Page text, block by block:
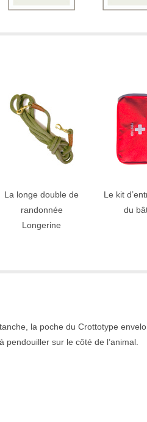
La longe double de
randonnée
Longerine
Le kit
du
la poche du Crottotype
sur le côté de l’animal.